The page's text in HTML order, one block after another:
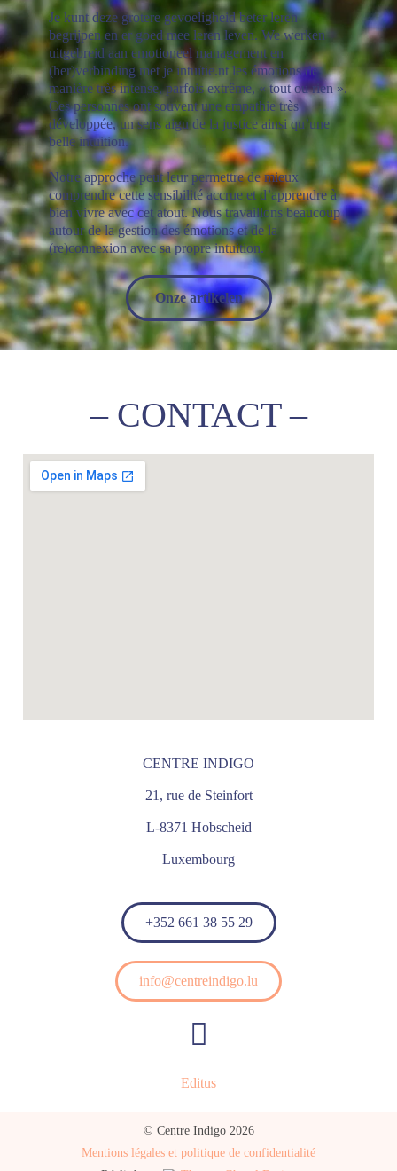
Je kunt deze grotere gevoeligheid beter leren
begrijpen en er goed mee leren leven. We werken
uitgebreid aan emotioneel management en
(her)verbinding met je intuïtie.nt les émotions de
manière très intense, parfois extrême, « tout ou rien ».
Ces personnes ont souvent une empathie très
développée, un sens aigu de la justice ainsi qu’une
belle intuition.
Notre approche peut leur permettre de mieux
comprendre cette sensibilité accrue et d’apprendre à
bien vivre avec cet atout. Nous travaillons beaucoup
autour de la gestion des émotions et de la
(re)connexion avec sa propre intuition.
Onze artikelen
– CONTACT –
CENTRE INDIGO
21, rue de Steinfort
L-8371 Hobscheid
Luxembourg
+352 661 38 55 29
info@centreindigo.lu
Editus
© Centre Indigo 2026
Mentions légales et politique de confidentialité